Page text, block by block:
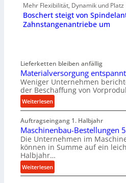
Mehr Flexibilität, Dynamik und Platz
Boschert steigt von
Zahnstangenantriebe um
Lieferketten bleiben anfällig
Materialversorgung
Weniger Unternehmen
der Beschaffung von
Weiterlesen:
M
a
t
e
r
i
a
l
Auftragseingang 1. Halbjahr
Maschinenbau-Bestellungen
Die Unternehmen im
können in Summe auf ein
Halbjahr…
Weiterlesen:
M